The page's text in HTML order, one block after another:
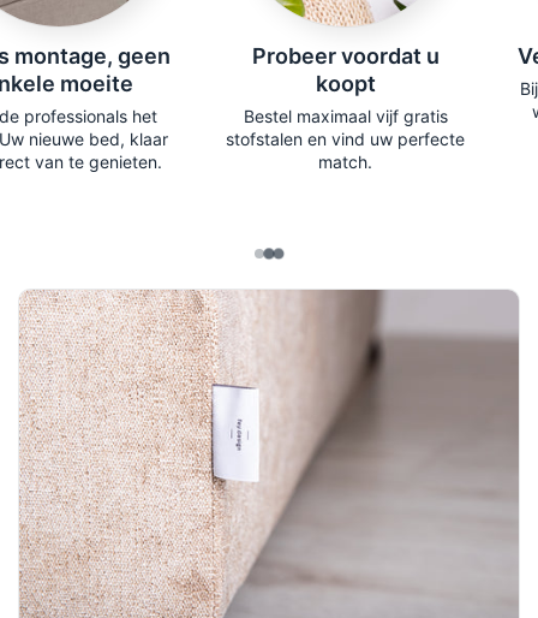
gecombineerd met een
Gel-Art topmatras
drukverlichting en comfort. DeTFK
pocketveringbodem
ondersteunt u vanaf de basis
tot aan de top en zorgt voor een evenwichtige,
ondersteunende slaapervaring.
toevoegt. Hierdoor blijft het bed stabiel en is er
voldoende ruimte voor eenvoudige reiniging.
✨Maak het je eigen
Wil je de stof, het hoofdbord of de topper
aanpassen? Ga naar onze
Bed Configurator
personaliseer elk element – creëer het bed waar je
altijd al van gedroomd hebt!
Vertrouwd sinds 1926
Bijna 100 jaar perfectioneren
we de kunst van comfort.
Aanpasbaar aan uw
Kies uit een ruim assortiment
bedcomponenten om uw
perfecte bed samen te